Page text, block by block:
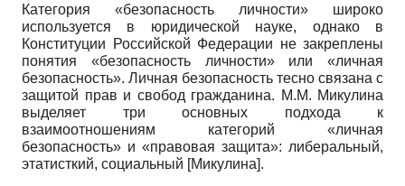
Категория «безопасность личности» широко
используется в юридической науке, однако в
Конституции Российской Федерации не закреплены
понятия «безопасность личности» или «личная
безопасность». Личная безопасность тесно связана с
защитой прав и свобод гражданина. М.М. Микулина
выделяет три основных подхода к
взаимоотношениям категорий «личная
безопасность» и «правовая защита»: либеральный,
этатисткий, социальный [Микулина].